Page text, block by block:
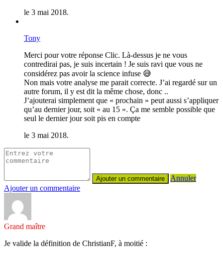
le 3 mai 2018.
Tony
Merci pour votre réponse Clic. Là-dessus je ne vous
contredirai pas, je suis incertain ! Je suis ravi que vous ne
considérez pas avoir la science infuse 😅
Non mais votre analyse me parait correcte. J’ai regardé sur un
autre forum, il y est dit la même chose, donc ..
J’ajouterai simplement que « prochain » peut aussi s’appliquer
qu’au dernier jour, soit « au 15 ». Ça me semble possible que
seul le dernier jour soit pis en compte
le 3 mai 2018.
Annuler
Ajouter un commentaire
Grand maître
Je valide la définition de ChristianF, à moitié :